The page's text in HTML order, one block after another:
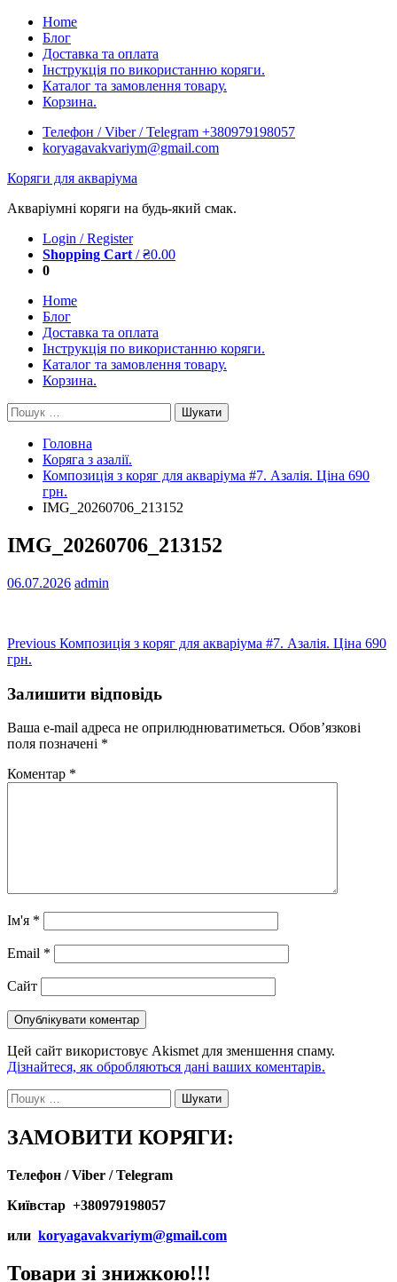
Skip
content
Home
Блог
Доставка та оплата
Інструкція по використанню коряги.
Каталог та замовлення товару.
Корзина.
Телефон / Viber / Telegram +380979198057
koryagavakvariym@gmail.com
Коряги для акваріума
Акваріумні коряги на будь-який смак.
Login / Register
Shopping Cart /₴0.00
0
Home
Блог
Доставка та оплата
Інструкція по використанню коряги.
Каталог та замовлення товару.
Корзина.
Пошук:
Головна
Коряга з азалії.
Композиція з коряг для акваріума #7. Азалія. Ціна 690
грн.
IMG_20260706_213152
IMG_20260706_213152
06.07.2026 admin
Навігація
записів
Previous Previous
Композиція з коряг для акваріума #7. Азалія. Ціна 690
грн.
Залишити відповідь
Ваша e-mail адреса не оприлюднюватиметься. Обов’язкові
поля позначені *
Коментар *
Ім'я *
Email *
Сайт
Цей сайт використовує Akismet для зменшення спаму.
Дізнайтеся, як обробляються дані ваших коментарів.
Пошук:
ЗАМОВИТИ КОРЯГИ:
Телефон / Viber / Telegram
Київстар +380979198057
или koryagavakvariym@gmail.com
Товари зі знижкою!!!